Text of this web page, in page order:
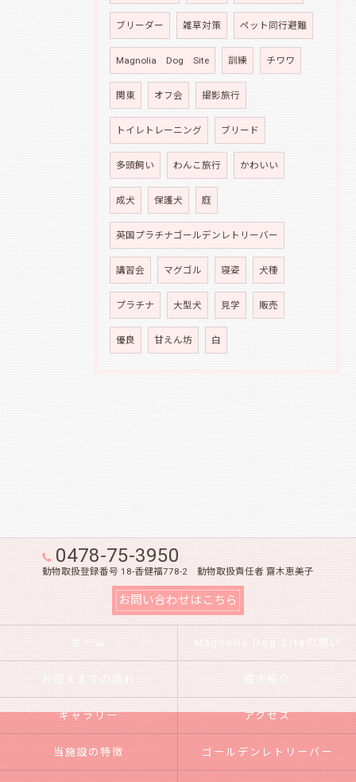
ブリーダー 雑草対策 ペット同行避難
Magnolia Dog Site 訓練 チワワ
関東 オフ会 撮影旅行
トイレトレーニング ブリード
多頭飼い わんこ旅行 かわいい
成犬 保護犬 庭
英国プラチナゴールデンレトリーバー
講習会 マグゴル 寝姿 犬種
プラチナ 大型犬 見学 販売
優良 甘えん坊 白
0478-75-3950
動物取扱登録番号 18-香健福778-2 動物取扱責任者 齋木恵美子
お問い合わせはこちら
ホーム Magnolia Dog Siteの想い
お迎えまでの流れ 成犬紹介
ギャラリー アクセス
当施設の特徴 ゴールデンレトリーバー